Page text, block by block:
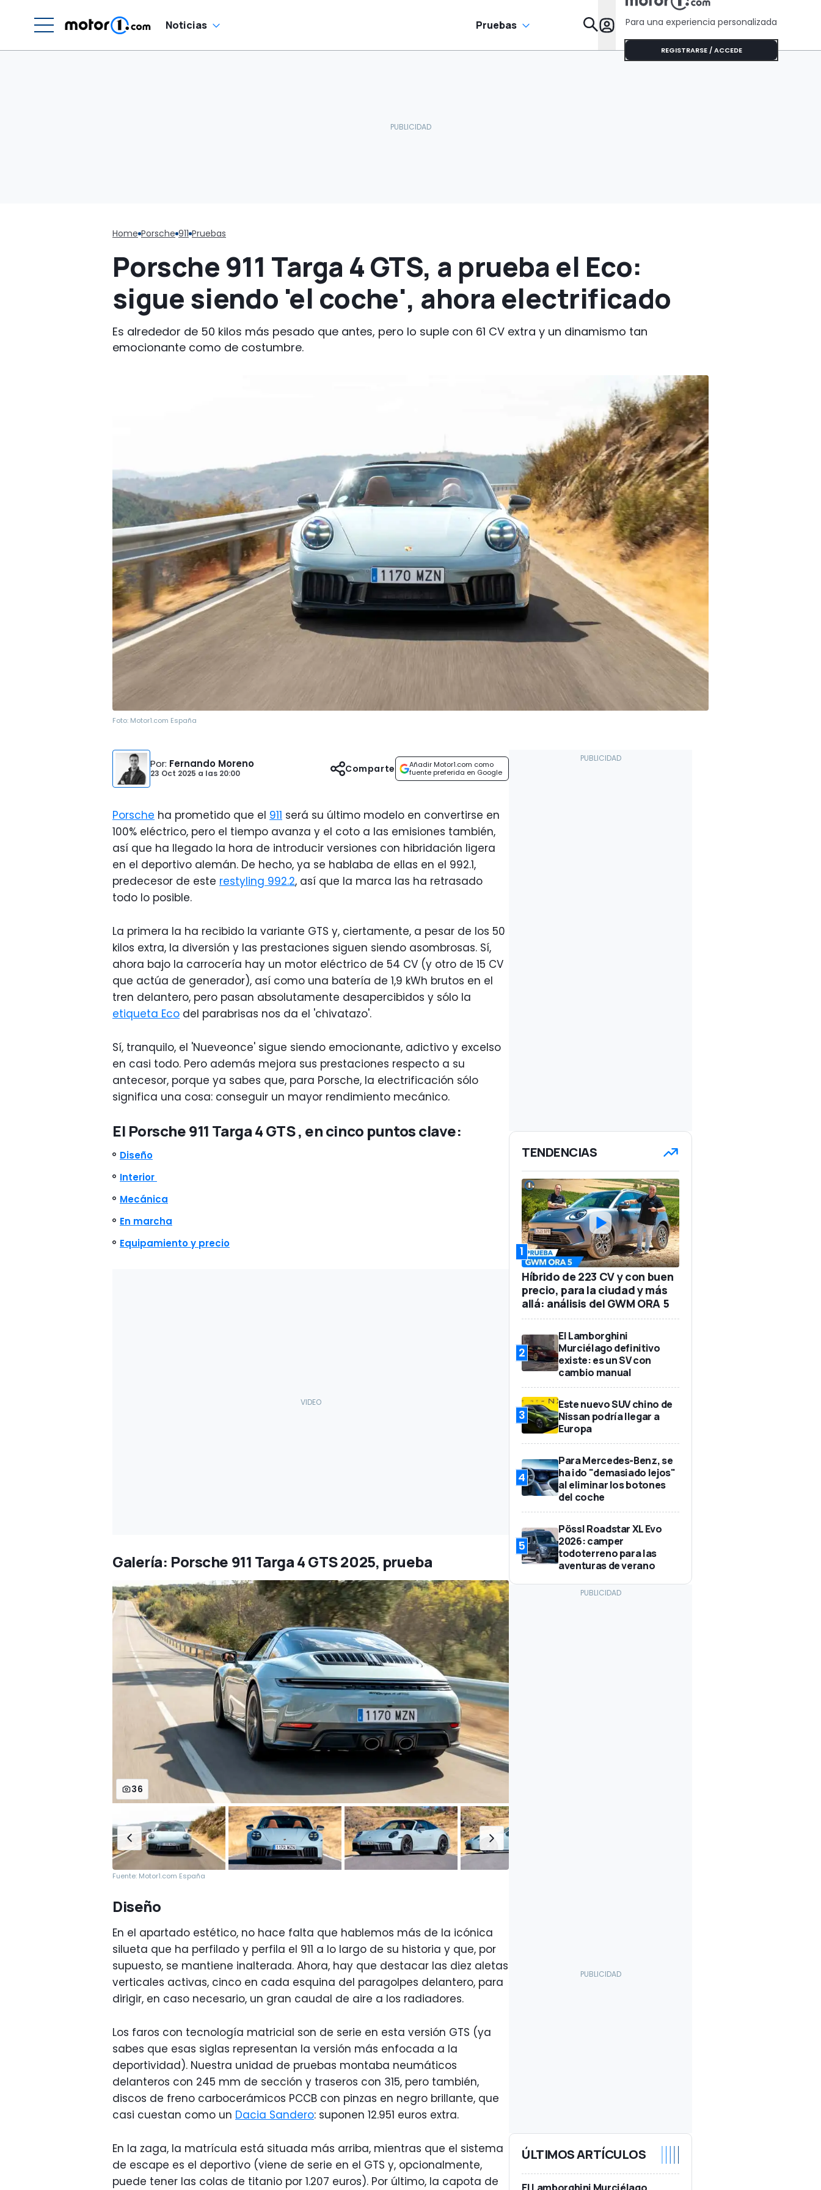
Noticias Pruebas Para una experiencia personalizada
REGISTRARSE / ACCEDE
Home Porsche 911 Pruebas
Porsche 911 Targa 4 GTS, a prueba el Eco:
sigue siendo 'el coche', ahora electrificado
Es alrededor de 50 kilos más pesado que antes, pero lo suple con 61 CV extra y un dinamismo tan
emocionante como de costumbre.
Foto: Motor1.com España
Por: Fernando Moreno
23 Oct 2025 a las 20:00
Añadir Motor1.com como
fuente preferida en Google
Comparte
Porsche ha prometido que el 911 será su último modelo en convertirse en
100% eléctrico, pero el tiempo avanza y el coto a las emisiones también,
así que ha llegado la hora de introducir versiones con hibridación ligera
en el deportivo alemán. De hecho, ya se hablaba de ellas en el 992.1,
predecesor de este restyling 992.2, así que la marca las ha retrasado
todo lo posible.
La primera la ha recibido la variante GTS y, ciertamente, a pesar de los 50
kilos extra, la diversión y las prestaciones siguen siendo asombrosas. Sí,
ahora bajo la carrocería hay un motor eléctrico de 54 CV (y otro de 15 CV
que actúa de generador), así como una batería de 1,9 kWh brutos en el
tren delantero, pero pasan absolutamente desapercibidos y sólo la
etiqueta Eco del parabrisas nos da el 'chivatazo'.
Sí, tranquilo, el 'Nueveonce' sigue siendo emocionante, adictivo y excelso
en casi todo. Pero además mejora sus prestaciones respecto a su
antecesor, porque ya sabes que, para Porsche, la electrificación sólo
significa una cosa: conseguir un mayor rendimiento mecánico.
El Porsche 911 Targa 4 GTS , en cinco puntos clave:
Diseño
Interior
Mecánica
En marcha
Equipamiento y precio
Galería: Porsche 911 Targa 4 GTS 2025, prueba
36
Fuente: Motor1.com España
Diseño
En el apartado estético, no hace falta que hablemos más de la icónica
silueta que ha perfilado y perfila el 911 a lo largo de su historia y que, por
supuesto, se mantiene inalterada. Ahora, hay que destacar las diez aletas
verticales activas, cinco en cada esquina del paragolpes delantero, para
dirigir, en caso necesario, un gran caudal de aire a los radiadores.
Los faros con tecnología matricial son de serie en esta versión GTS (ya
sabes que esas siglas representan la versión más enfocada a la
deportividad). Nuestra unidad de pruebas montaba neumáticos
delanteros con 245 mm de sección y traseros con 315, pero también,
discos de freno carbocerámicos PCCB con pinzas en negro brillante, que
casi cuestan como un Dacia Sandero: suponen 12.951 euros extra.
En la zaga, la matrícula está situada más arriba, mientras que el sistema
de escape es el deportivo (viene de serie en el GTS y, opcionalmente,
puede tener las colas de titanio por 1.207 euros). Por último, la capota de
TENDENCIAS
1
Híbrido de 223 CV y con buen
precio, para la ciudad y más
allá: análisis del GWM ORA 5
2
El Lamborghini
Murciélago definitivo
existe: es un SV con
cambio manual
3
Este nuevo SUV chino de
Nissan podría llegar a
Europa
4
Para Mercedes-Benz, se
ha ido "demasiado lejos"
al eliminar los botones
del coche
5
Pössl Roadstar XL Evo
2026: camper
todoterreno para las
aventuras de verano
ÚLTIMOS ARTÍCULOS